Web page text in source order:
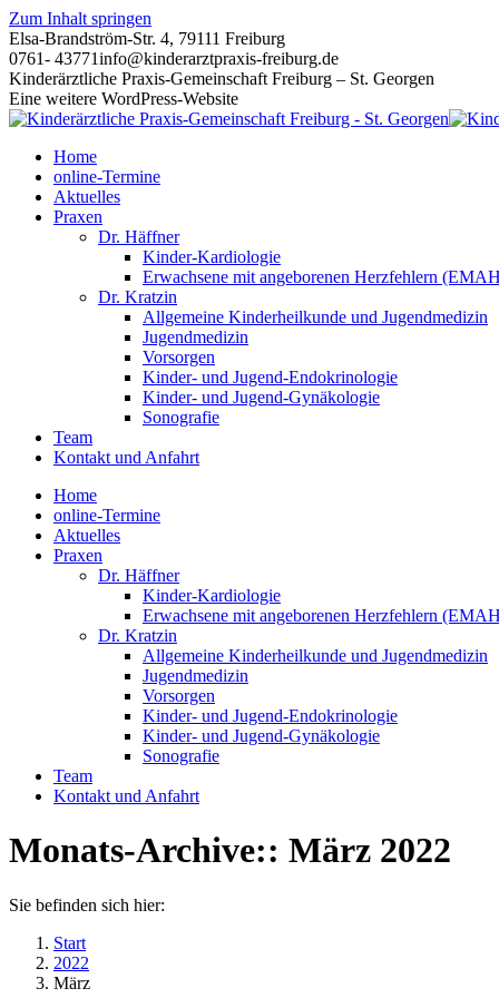
Zum Inhalt springen
Elsa-Brandström-Str. 4, 79111 Freiburg
0761- 43771info@kinderarztpraxis-freiburg.de
Kinderärztliche Praxis-Gemeinschaft Freiburg – St. Georgen
Eine weitere WordPress-Website
Home
online-Termine
Aktuelles
Praxen
Dr. Häffner
Kinder-Kardiologie
Erwachsene mit angeborenen Herzfehlern
Dr. Kratzin
Allgemeine Kinderheilkunde und Jugendmedizin
Jugendmedizin
Vorsorgen
Kinder- und Jugend-Endokrinologie
Kinder- und Jugend-Gynäkologie
Sonografie
Team
Kontakt und Anfahrt
Home
online-Termine
Aktuelles
Praxen
Dr. Häffner
Kinder-Kardiologie
Erwachsene mit angeborenen Herzfehlern
Dr. Kratzin
Allgemeine Kinderheilkunde und Jugendmedizin
Jugendmedizin
Vorsorgen
Kinder- und Jugend-Endokrinologie
Kinder- und Jugend-Gynäkologie
Sonografie
Team
Kontakt und Anfahrt
Monats-Archive:: März 2022
Sie befinden sich hier:
Start
2022
März